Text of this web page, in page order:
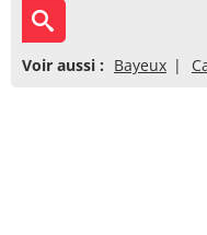
Voir aussi : Bayeux